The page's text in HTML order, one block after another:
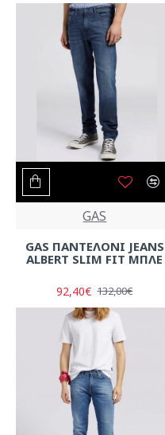
GAS
GAS ΠΑΝΤΕΛΟΝΙ JEANS
ALBERT SLIM FIT ΜΠΛΕ
92,40€ 132,00€